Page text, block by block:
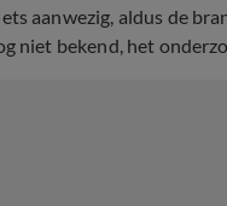
aanwezig, aldus de
niet bekend, het